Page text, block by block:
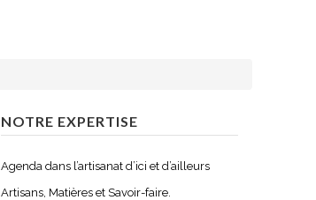
NOTRE EXPERTISE
Agenda dans l’artisanat d’ici et d’ailleurs
Artisans, Matières et Savoir-faire.